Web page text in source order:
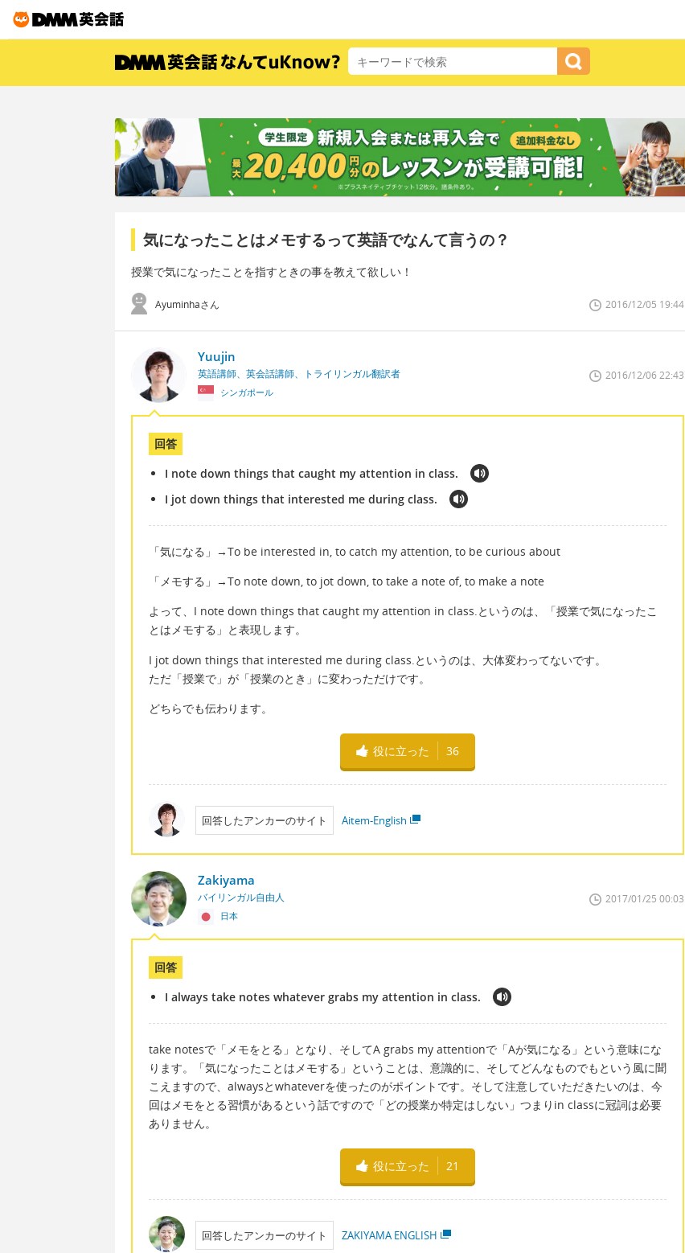
気になったことはメモするって英語でなんて言うの？
授業で気になったことを指すときの事を教えて欲しい！
Ayuminhaさん 2016/12/05 19:44
Yuujin
英語講師、英会話講師、トライリンガル翻訳者
シンガポール
2016/12/06 22:43
回答
I note down things that caught my attention in class.
I jot down things that interested me during class.
「気になる」→To be interested in, to catch my attention, to be curious about
「メモする」→To note down, to jot down, to take a note of, to make a note
よって、I note down things that caught my attention in class.というのは、「授業で気になったこ
とはメモする」と表現します。
I jot down things that interested me during class.というのは、大体変わってないです。
ただ「授業で」が「授業のとき」に変わっただけです。
どちらでも伝わります。
役に立った 36
回答したアンカーのサイト Aitem-English
Zakiyama
バイリンガル自由人
日本
2017/01/25 00:03
回答
I always take notes whatever grabs my attention in class.
take notesで「メモをとる」となり、そしてA grabs my attentionで「Aが気になる」という意味にな
ります。「気になったことはメモする」ということは、意識的に、そしてどんなものでもという風に聞
こえますので、alwaysとwhateverを使ったのがポイントです。そして注意していただきたいのは、今
回はメモをとる習慣があるという話ですので「どの授業か特定はしない」つまりin classに冠詞は必要
ありません。
役に立った 21
回答したアンカーのサイト ZAKIYAMA ENGLISH